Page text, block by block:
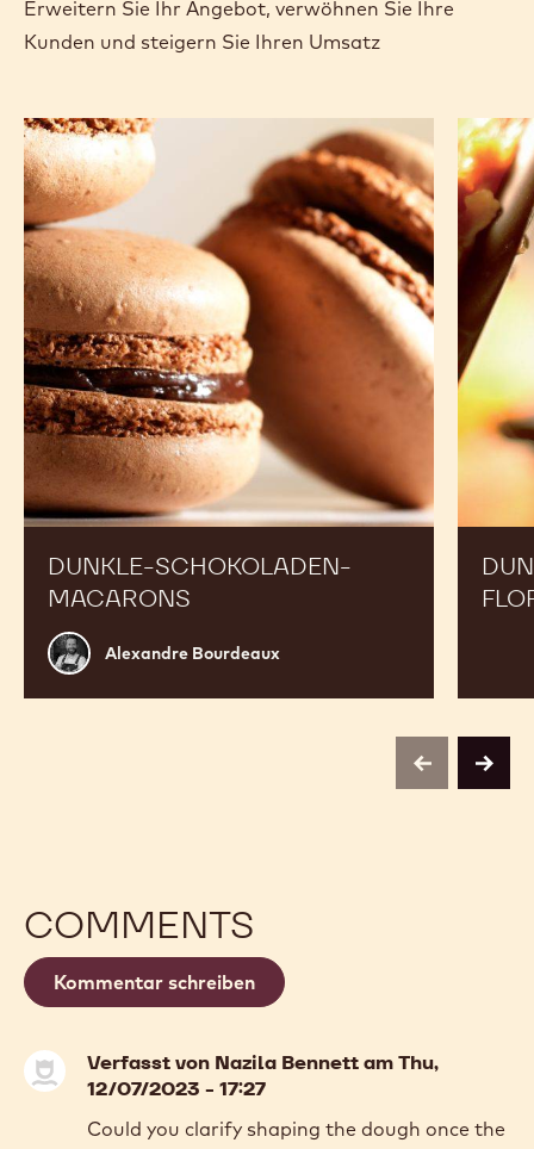
Erweitern Sie Ihr Angebot, verwöhnen Sie Ihre
Kunden und steigern Sie Ihren Umsatz
DUNKLE-SCHOKOLADEN-
MACARONS
Alexandre
Bourdeaux
Alexandre Bourdeaux
dunkle-
schokoladen-
macarons
dunkle-
previousnext
COMMENTS
Kommentar schreiben
Verfasst von Nazila Bennettam Thu,
12/07/2023 - 17:27
Could you clarify shaping the dough once the